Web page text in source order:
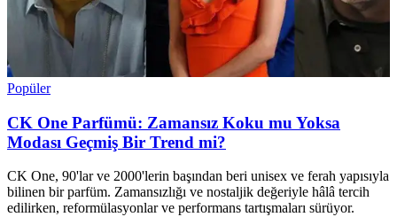
Popüler
CK One Parfümü: Zamansız Koku mu Yoksa
Modası Geçmiş Bir Trend mi?
CK One, 90'lar ve 2000'lerin başından beri unisex ve ferah yapısıyla
bilinen bir parfüm. Zamansızlığı ve nostaljik değeriyle hâlâ tercih
edilirken, reformülasyonlar ve performans tartışmaları sürüyor.